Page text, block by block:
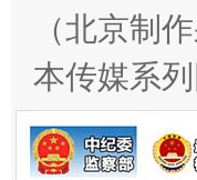
揭开“小金
（北京制
本传媒系